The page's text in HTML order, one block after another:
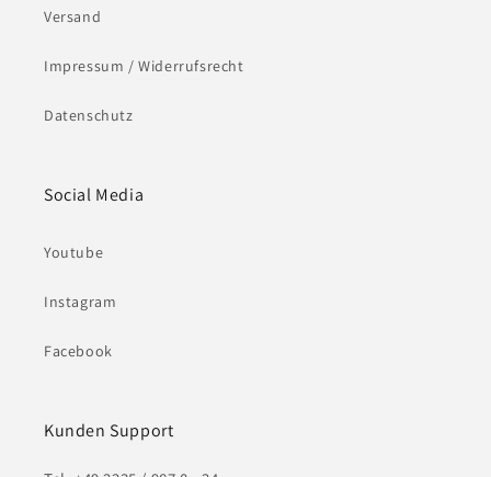
Versand
Impressum / Widerrufsrecht
Datenschutz
Social Media
Youtube
Instagram
Facebook
Kunden Support